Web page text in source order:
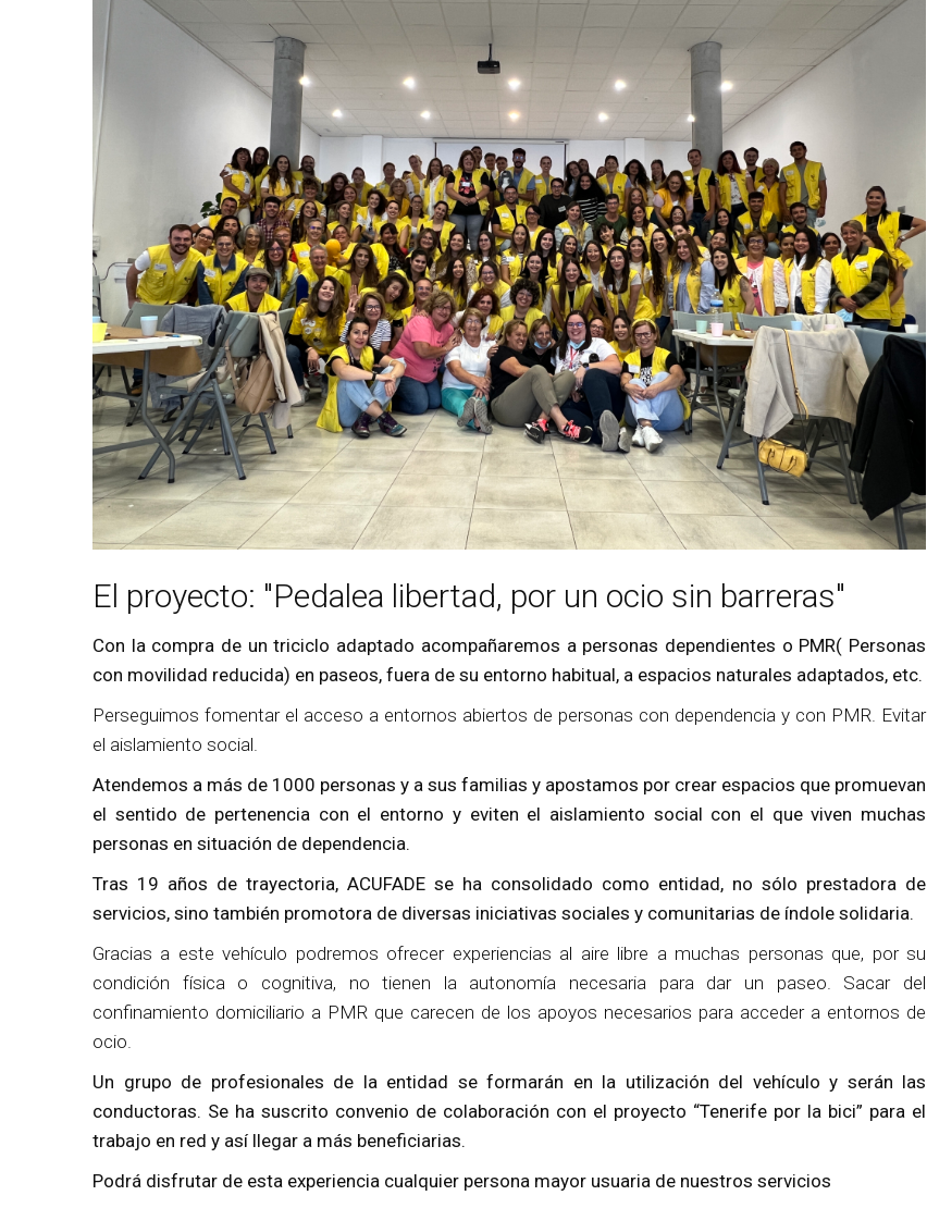
El proyecto: "Pedalea libertad, por un ocio sin barreras"
Con la compra de un triciclo adaptado acompañaremos apersonas dependientes o PMR( Personas
con movilidad reducida) en paseos, fuera de su entorno habitual, a espacios naturales adaptados, etc.
Perseguimos fomentar el acceso a entornos abiertos de personas con dependencia y con PMR. Evitar
el aislamiento social.
Atendemos a más de 1000 personas y a sus familias y apostamos por crear espacios que promuevan
el sentido de pertenencia con el entorno y eviten el aislamiento social con el que viven muchas
personas en situación de dependencia.
Tras 19 años de trayectoria, ACUFADE se ha consolidado como entidad, no sólo prestadora de
servicios, sino también promotora de diversas iniciativas sociales y comunitarias de índole solidaria.
Gracias a este vehículo podremos ofrecer experiencias al aire libre a muchas personas que, por su
condición física o cognitiva, no tienen la autonomía necesaria para dar un paseo. Sacar del
confinamiento domiciliario a PMR que carecen de los apoyos necesarios para acceder a entornos de
ocio.
Un grupo de profesionales de la entidad se formarán en la utilización del vehículo y serán las
conductoras. Se ha suscrito convenio de colaboración con el proyecto “Tenerife por la bici” para el
trabajo en red y así llegar a más beneficiarias.
Podrá disfrutar de esta experiencia cualquier persona mayor usuaria de nuestros servicios